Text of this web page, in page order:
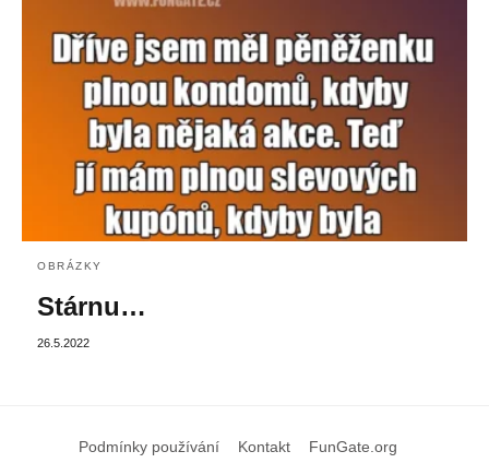
OBRÁZKY
Stárnu…
26.5.2022
Podmínky používání Kontakt FunGate.org